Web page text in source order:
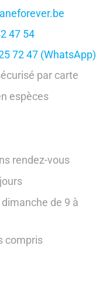
47 54
72 47 (WhatsApp)
par carte
espèces
rendez-vous
de 9 à
compris